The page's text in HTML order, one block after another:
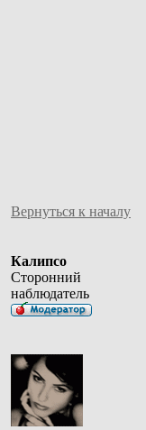
Вернуться к началу
Калипсо
Сторонний
наблюдатель